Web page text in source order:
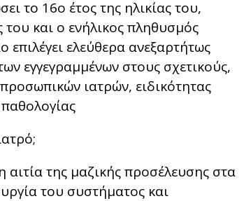
το 16ο έτος της ηλικίας του,
και ο ενήλικος πληθυσμός
ελεύθερα ανεξαρτήτως
εγγεγραμμένων στους σχετικούς,
ιατρών, ειδικότητας
παθολογίας
της μαζικής προσέλευσης στα
του συστήματος και